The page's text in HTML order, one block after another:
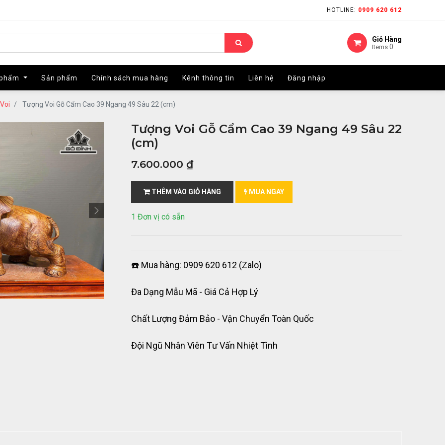
HOTLINE: 0909 620 612
Giỏ Hàng
Items 0
Sản phẩm Chính sách mua hàng Kênh thông tin Liên hệ Đăng nhập
HOTLINE: 0909 620 612
Giỏ Hàng
Items 0
Sản phẩm Chính sách mua hàng Kênh thông tin Liên hệ Đăng nhập
Tượng Voi Gỗ Cẩm Cao 39 Ngang 49 Sâu 22 (cm)
Tượng Voi Gỗ Cẩm Cao 39 Ngang 49 Sâu 22
(cm)
7.600.000 ₫
THÊM VÀO GIỎ HÀNG MUA NGAY
1 Đơn vị có sẵn
☎️ Mua hàng: 0909 620 612 (Zalo)
Đa Dạng Mẫu Mã - Giá Cả Hợp Lý
Chất Lượng Đảm Bảo - Vận Chuyển Toàn Quốc
Đội Ngũ Nhân Viên Tư Vấn Nhiệt Tình